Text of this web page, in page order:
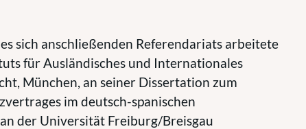
sich anschließenden Referendariats arbeitete
für Ausländisches und Internationales
München, an seiner Dissertation zum
im deutsch-spanischen
der Universität Freiburg/Breisgau